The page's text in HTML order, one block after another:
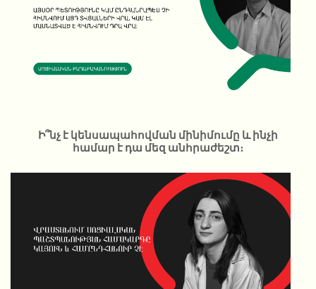
Ի՞նչ է կենսապահովման մինիմումը և ինչի
համար է դա մեզ անհրաժեշտ։